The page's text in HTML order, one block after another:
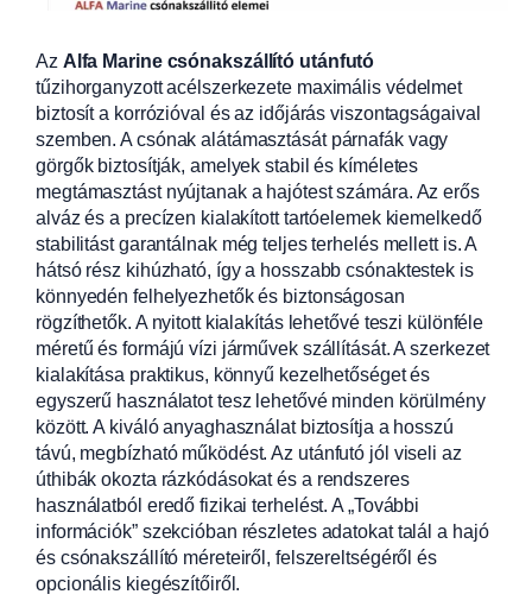
Az Alfa Marine csónakszállító utánfutó
tűzihorganyzott acélszerkezete maximális védelmet
biztosít a korrózióval és az időjárás viszontagságaival
szemben. A csónak alátámasztását párnafák vagy
görgők biztosítják, amelyek stabil és kíméletes
megtámasztást nyújtanak a hajótest számára. Az erős
alváz és a precízen kialakított tartóelemek kiemelkedő
stabilitást garantálnak még teljes terhelés mellett is. A
hátsó rész kihúzható, így a hosszabb csónaktestek is
könnyedén felhelyezhetők és biztonságosan
rögzíthetők. A nyitott kialakítás lehetővé teszi különféle
méretű és formájú vízi járművek szállítását. A szerkezet
kialakítása praktikus, könnyű kezelhetőséget és
egyszerű használatot tesz lehetővé minden körülmény
között. A kiváló anyaghasználat biztosítja a hosszú
távú, megbízható működést. Az utánfutó jól viseli az
úthibák okozta rázkódásokat és a rendszeres
használatból eredő fizikai terhelést. A „További
információk” szekcióban részletes adatokat talál a hajó
és csónakszállító méreteiről, felszereltségéről és
opcionális kiegészítőiről.